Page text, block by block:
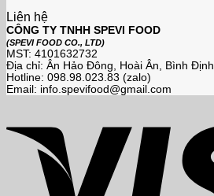
Liên hệ
CÔNG TY TNHH SPEVI FOOD
(SPEVI FOOD CO., LTD)
MST: 4101632732
Địa chỉ: Ân Hảo Đông, Hoài Ân, Bình Định
Hotline: 098.98.023.83 (zalo)
Email: info.spevifood@gmail.com